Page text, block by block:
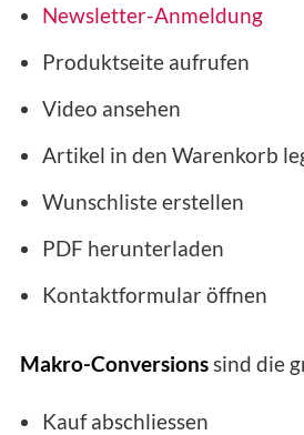
Newsletter-Anmeldung
Produktseite aufrufen
Video ansehen
Artikel in den Warenkorb
Wunschliste erstellen
PDF herunterladen
Kontaktformular öffnen
Makro-Conversionssind die
Kauf abschliessen